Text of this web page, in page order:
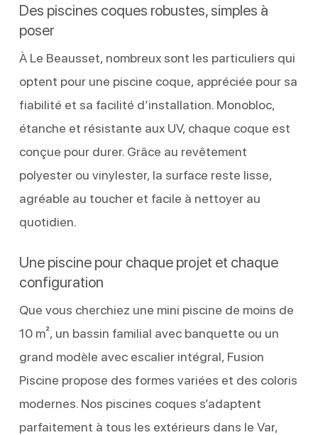
Des piscines coques robustes, simples à
poser
À Le Beausset, nombreux sont les particuliers qui
optent pour une piscine coque, appréciée pour sa
fiabilité et sa facilité d’installation. Monobloc,
étanche et résistante aux UV, chaque coque est
conçue pour durer. Grâce au revêtement
polyester ou vinylester, la surface reste lisse,
agréable au toucher et facile à nettoyer au
quotidien.
Une piscine pour chaque projet et chaque
configuration
Que vous cherchiez une mini piscine de moins de
10 m², un bassin familial avec banquette ou un
grand modèle avec escalier intégral, Fusion
Piscine propose des formes variées et des coloris
modernes. Nos piscines coques s’adaptent
parfaitement à tous les extérieurs dans le Var,